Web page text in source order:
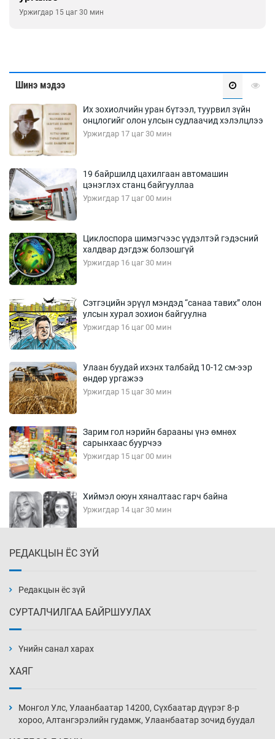
Уржигдар 15 цаг 30 мин
Шинэ мэдээ
Их зохиолчийн уран бүтээл, туурвил зүйн
онцлогийг олон улсын судлаачид хэлэлцлээ
Уржигдар 17 цаг 30 мин
19 байршилд цахилгаан автомашин
цэнэглэх станц байгууллаа
Уржигдар 17 цаг 00 мин
Циклоспора шимэгчээс үүдэлтэй гэдэсний
халдвар дэгдэж болзошгүй
Уржигдар 16 цаг 30 мин
Сэтгэцийн эрүүл мэндэд “санаа тавих” олон
улсын хурал зохион байгуулна
Уржигдар 16 цаг 00 мин
Улаан буудай ихэнх талбайд 10-12 см-ээр
өндөр ургажээ
Уржигдар 15 цаг 30 мин
Зарим гол нэрийн барааны үнэ өмнөх
сарынхаас буурчээ
Уржигдар 15 цаг 00 мин
Хиймэл оюун хяналтаас гарч байна
Уржигдар 14 цаг 30 мин
Уржигдар 14 цаг 00 мин
нэмэгджээ
Уржигдар 13 цаг 30 мин
РЕДАКЦЫН ЁС ЗҮЙ
Редакцын ёс зүй
СУРТАЛЧИЛГАА БАЙРШУУЛАХ
Үнийн санал харах
ХАЯГ
Монгол Улс, Улаанбаатар 14200, Сүхбаатар дүүрэг 8-р
хороо, Алтангэрэлийн гудамж, Улаанбаатар зочид буудал